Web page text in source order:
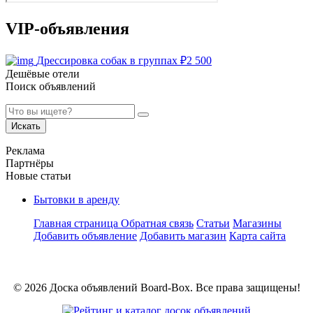
VIP-объявления
Дрессировка собак в группах ₽2 500
Дешёвые отели
Поиск объявлений
Искать
Реклама
Партнёры
Новые статьи
Бытовки в аренду
Главная страница Обратная связь Статьи Магазины
Добавить объявление Добавить магазин Карта сайта
© 2026 Доска объявлений Board-Box. Все права защищены!